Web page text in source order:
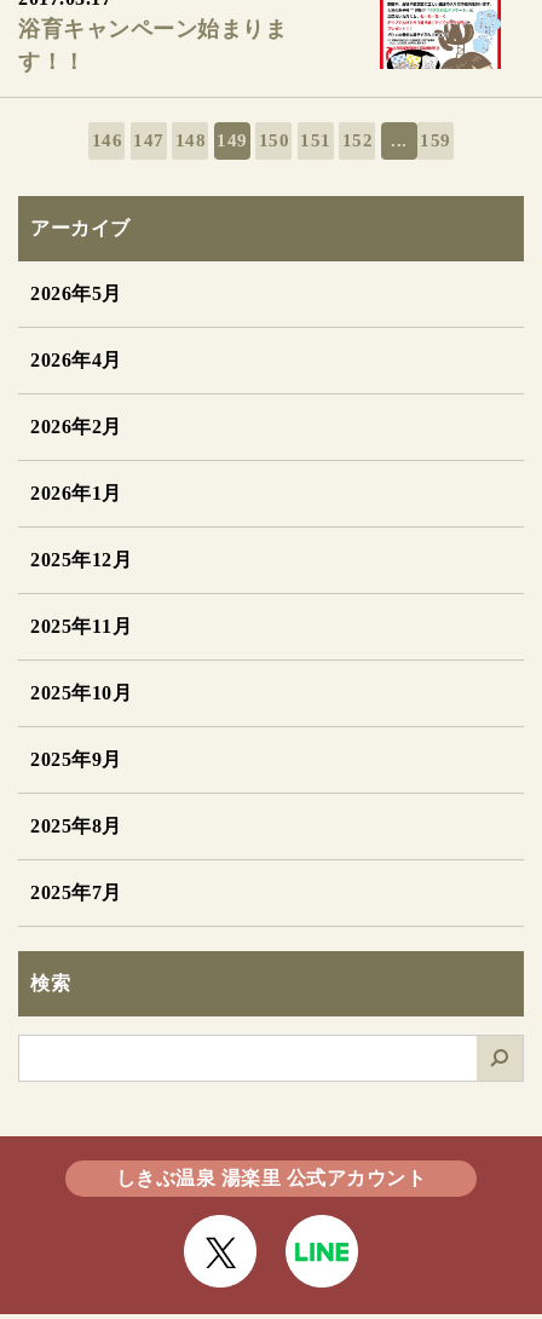
浴育キャンペーン始まりま
す！！
146 147 148 149 150 151 152 ... 159
アーカイブ
2026年5月
2026年4月
2026年2月
2026年1月
2025年12月
2025年11月
2025年10月
2025年9月
2025年8月
2025年7月
検索
しきぶ温泉 湯楽里 公式アカウント